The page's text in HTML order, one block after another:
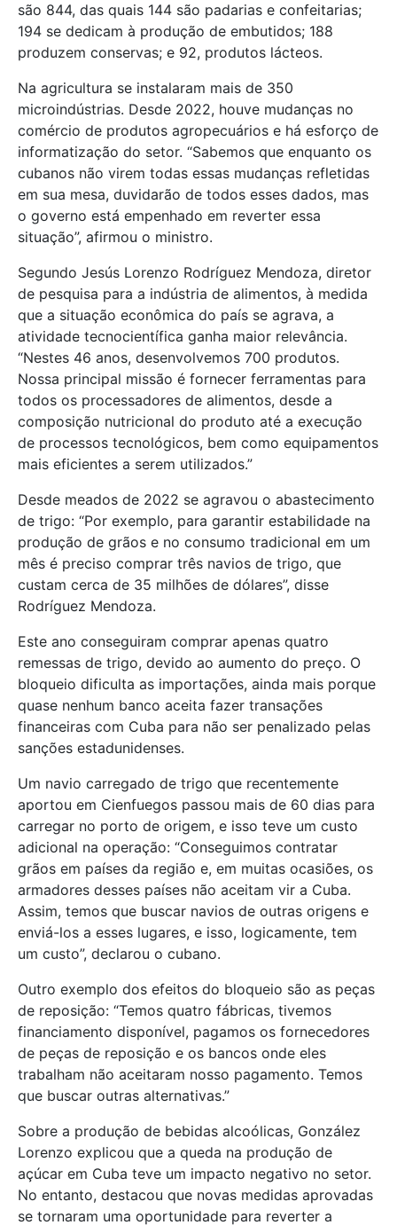
são 844, das quais 144 são padarias e confeitarias;
194 se dedicam à produção de embutidos; 188
produzem conservas; e 92, produtos lácteos.
Na agricultura se instalaram mais de 350
microindústrias. Desde 2022, houve mudanças no
comércio de produtos agropecuários e há esforço de
informatização do setor. “Sabemos que enquanto os
cubanos não virem todas essas mudanças refletidas
em sua mesa, duvidarão de todos esses dados, mas
o governo está empenhado em reverter essa
situação”, afirmou o ministro.
Segundo Jesús Lorenzo Rodríguez Mendoza, diretor
de pesquisa para a indústria de alimentos, à medida
que a situação econômica do país se agrava, a
atividade tecnocientífica ganha maior relevância.
“Nestes 46 anos, desenvolvemos 700 produtos.
Nossa principal missão é fornecer ferramentas para
todos os processadores de alimentos, desde a
composição nutricional do produto até a execução
de processos tecnológicos, bem como equipamentos
mais eficientes a serem utilizados.”
Desde meados de 2022 se agravou o abastecimento
de trigo: “Por exemplo, para garantir estabilidade na
produção de grãos e no consumo tradicional em um
mês é preciso comprar três navios de trigo, que
custam cerca de 35 milhões de dólares”, disse
Rodríguez Mendoza.
Este ano conseguiram comprar apenas quatro
remessas de trigo, devido ao aumento do preço. O
bloqueio dificulta as importações, ainda mais porque
quase nenhum banco aceita fazer transações
financeiras com Cuba para não ser penalizado pelas
sanções estadunidenses.
Um navio carregado de trigo que recentemente
aportou em Cienfuegos passou mais de 60 dias para
carregar no porto de origem, e isso teve um custo
adicional na operação: “Conseguimos contratar
grãos em países da região e, em muitas ocasiões, os
armadores desses países não aceitam vir a Cuba.
Assim, temos que buscar navios de outras origens e
enviá-los a esses lugares, e isso, logicamente, tem
um custo”, declarou o cubano.
Outro exemplo dos efeitos do bloqueio são as peças
de reposição: “Temos quatro fábricas, tivemos
financiamento disponível, pagamos os fornecedores
de peças de reposição e os bancos onde eles
trabalham não aceitaram nosso pagamento. Temos
que buscar outras alternativas.”
Sobre a produção de bebidas alcoólicas, González
Lorenzo explicou que a queda na produção de
açúcar em Cuba teve um impacto negativo no setor.
No entanto, destacou que novas medidas aprovadas
se tornaram uma oportunidade para reverter a